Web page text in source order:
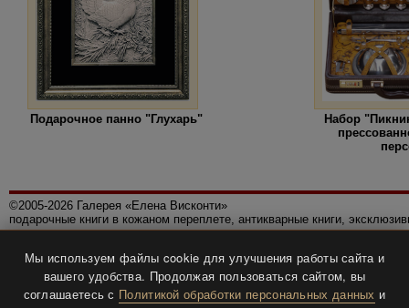
Подарочное панно "Глухарь"
Набор
©2005-2026 Галерея «Елена Висконти»
подарочные книги в кожаном переплете, антикварные книги,
Политика конфиденциальности
Все права защищены.
Мы используем файлы cookie для улучшения работы сайта и
вашего удобства. Продолжая пользоваться сайтом, вы
соглашаетесь с Политикой обработки персональных данных и